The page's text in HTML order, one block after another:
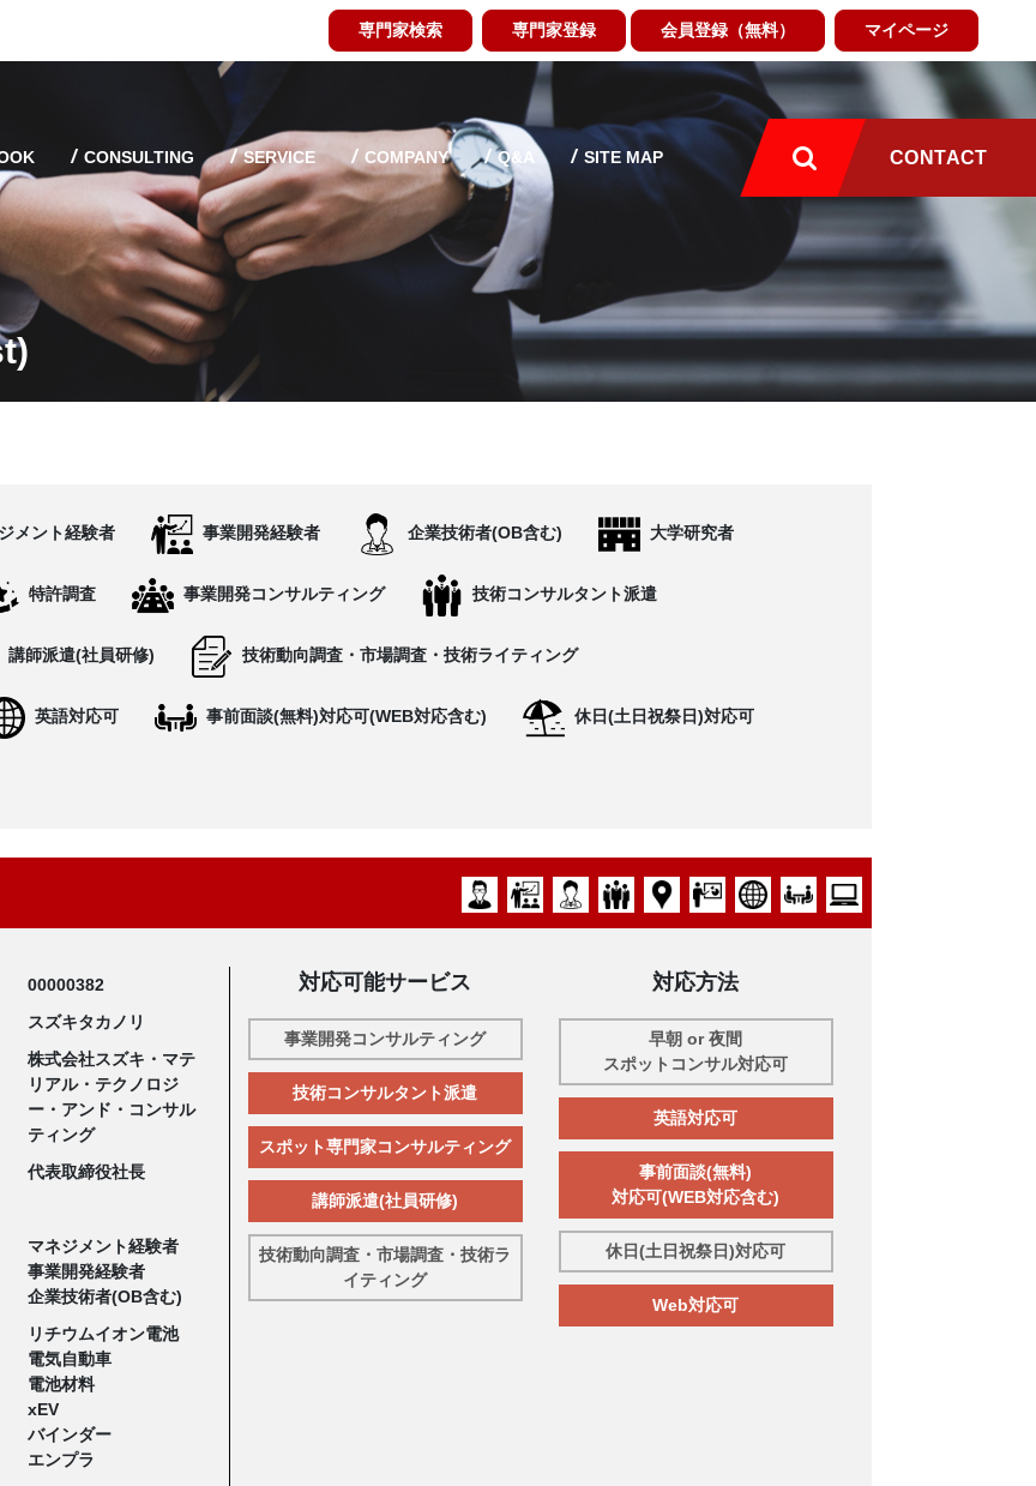
専門家検索 専門家登録 会員登録（無料） マイページ
CONSULTING SERVICE COMPANY Q&A SITE MAP CONTACT
メント経験者 事業開発経験者 企業技術者(OB含む) 大学研究者
特許調査 事業開発コンサルティング 技術コンサルタント派遣
講師派遣(社員研修) 技術動向調査・市場調査・技術ライティング
英語対応可 事前面談(無料)対応可(WEB対応含む) 休日(土日祝祭日)対応可
00000382
スズキタカノリ
株式会社スズキ・マテ
リアル・テクノロジ
ー・アンド・コンサル
ティング
代表取締役社長
マネジメント経験者
事業開発経験者
企業技術者(OB含む)
リチウムイオン電池
電気自動車
電池材料
xEV
バインダー
エンプラ
対応可能サービス
事業開発コンサルティング
技術コンサルタント派遣
スポット専門家コンサルティング
講師派遣(社員研修)
技術動向調査・市場調査・技術ラ
イティング
対応方法
早朝 or 夜間
スポットコンサル対応可
英語対応可
事前面談(無料)
対応可(WEB対応含む)
休日(土日祝祭日)対応可
Web対応可